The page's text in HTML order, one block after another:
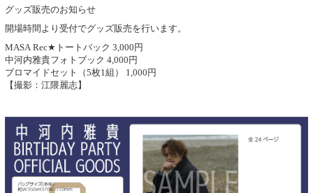
グッズ販売のお知らせ
開場時間より受付でグッズ販売を行います。
MASA Rec★トートバック 3,000円
中河内雅貴フォトブック 4,000円
ブロマイドセット（5枚1組） 1,000円
【撮影：江隈麗志】